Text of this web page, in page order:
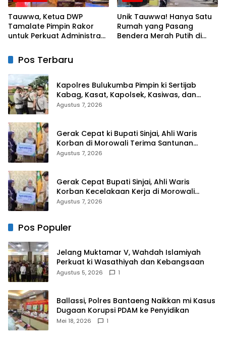
Tauwwa, Ketua DWP
Tamalate Pimpin Rakor
untuk Perkuat Administrasi
Unik Tauwwa! Hanya Satu
Rumah yang Pasang
Bendera Merah Putih di
Pos Terbaru
Kapolres Bulukumba Pimpin ki Sertijab
Kabag, Kasat, Kapolsek, Kasiwas, dan
Pelantikan Kasi Humas
Agustus 7, 2026
Gerak Cepat ki Bupati Sinjai, Ahli Waris
Korban di Morowali Terima Santunan
Kematian dari BPJS Ketenagakerjaan
Agustus 7, 2026
Gerak Cepat Bupati Sinjai, Ahli Waris
Korban Kecelakaan Kerja di Morowali
Terima Santunan BPJS Ketenagakerjaan
Agustus 7, 2026
Pos Populer
Jelang Muktamar V, Wahdah Islamiyah
Perkuat ki Wasathiyah dan Kebangsaan
Agustus 5, 2026 1
Ballassi, Polres Bantaeng Naikkan mi Kasus
Dugaan Korupsi PDAM ke Penyidikan
Mei 18, 2026 1